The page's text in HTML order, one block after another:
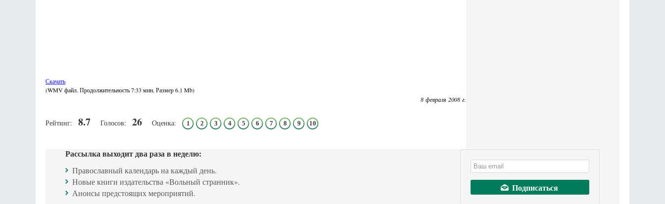
Скачать
(WMV файл. Продолжительность7:33 мин. Размер6.1 Mb)
8 февраля 2008 г.
Рейтинг: 8.7 Голосов: 26 Оценка: 1 2 3 4 5 6 7 8 9 10
Рассылка выходит два раза в неделю:
Православный календарь на каждый день.
Новые книги издательства «Вольный странник».
Анонсы предстоящих мероприятий.